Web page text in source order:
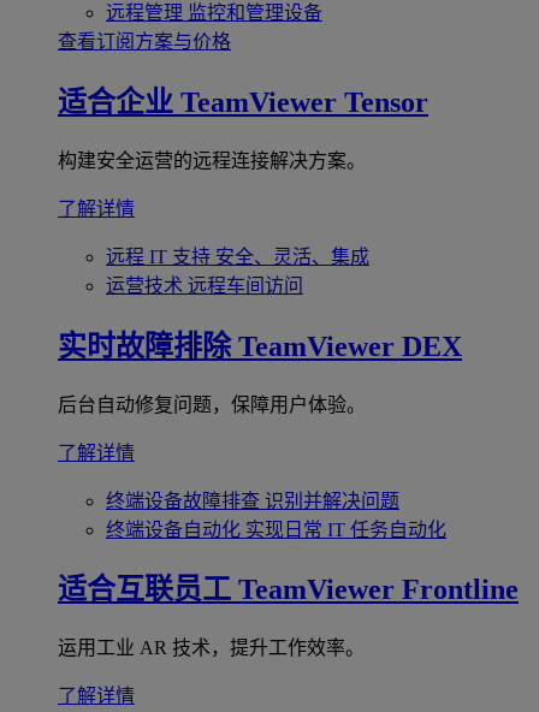
远程管理 监控和管理设备
查看订阅方案与价格
适合企业 TeamViewer Tensor
构建安全运营的远程连接解决方案。
了解详情
远程 IT 支持 安全、灵活、集成
运营技术 远程车间访问
实时故障排除 TeamViewer DEX
后台自动修复问题，保障用户体验。
了解详情
终端设备故障排查 识别并解决问题
终端设备自动化 实现日常 IT 任务自动化
适合互联员工 TeamViewer Frontline
运用工业 AR 技术，提升工作效率。
了解详情